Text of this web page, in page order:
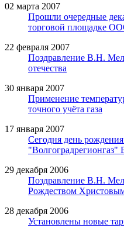
02 марта 2007
Прошли очередные
торговой площадке
22 февраля 2007
Поздравление В.Н.
отечества
30 января 2007
Применение
точного учёта газа
17 января 2007
Сегодня день
29 декабря 2006
Поздравление В.Н.
Рождеством
28 декабря 2006
Установлены новые